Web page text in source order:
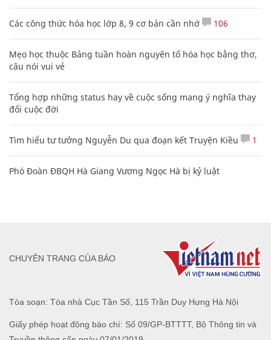
Các công thức hóa học lớp 8, 9 cơ bản cần nhớ 106
Mẹo học thuộc Bảng tuần hoàn nguyên tố hóa học bằng thơ,
câu nói vui vẻ
Tổng hợp những status hay về cuộc sống mang ý nghĩa thay
đổi cuộc đời
Tìm hiểu tư tưởng Nguyễn Du qua đoạn kết Truyện Kiều 1
Phó Đoàn ĐBQH Hà Giang Vương Ngọc Hà bị kỷ luật
Tòa soạn: Tòa nhà Cục Tần Số, 115 Trần Duy Hưng Hà Nội
Giấy phép hoạt động báo chí: Số 09/GP-BTTTT, Bộ Thông tin và
CHUYÊN TRANG CỦA BÁO